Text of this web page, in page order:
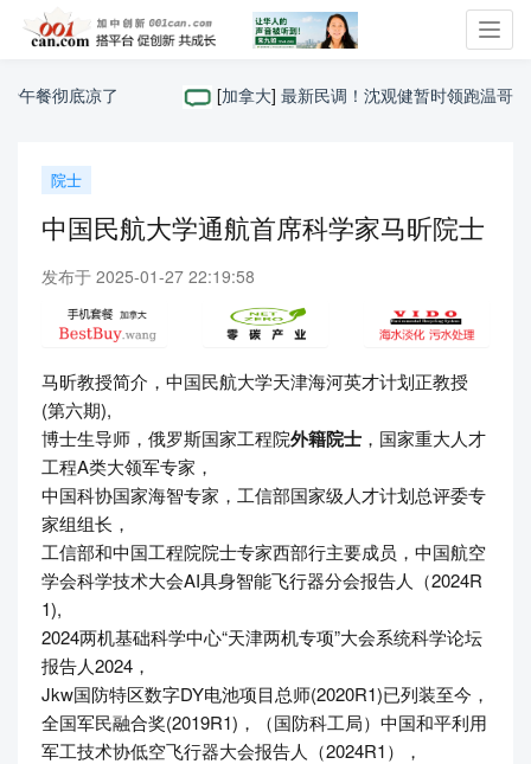
餐彻底凉了
[加拿大] 最新民调！沈观健暂时领跑温哥华
院士
中国民航大学通航首席科学家马昕院士
发布于 2025-01-27 22:19:58
马昕教授简介，中国民航大学天津海河英才计划正教授
(第六期),
博士生导师，俄罗斯国家工程院外籍院士 ，国家重大人才
工程A类大领军专家，
中国科协国家海智专家，工信部国家级人才计划总评委专
家组组长，
工信部和中国工程院院士专家西部行主要成员，中国航空
学会科学技术大会AI具身智能飞行器分会报告人（2024R
1),
2024两机基础科学中心“天津两机专项”大会系统科学论坛
报告人2024，
Jkw国防特区数字DY电池项目总师(2020R1)已列装至今，
全国军民融合奖(2019R1)，（国防科工局）中国和平利用
军工技术协低空飞行器大会报告人（2024R1），